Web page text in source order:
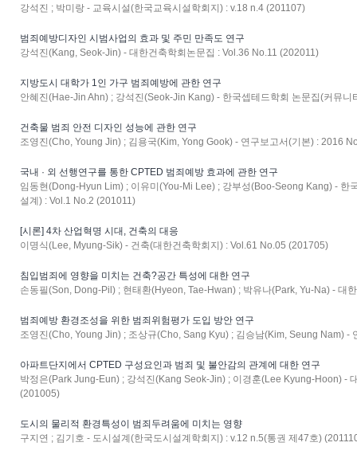
강석진 ; 박미랑 - 교육시설(한국교육시설학회지) : v.18 n.4 (201107)
범죄예방디자인 시범사업의 효과 및 주민 만족도 연구
강석진(Kang, Seok-Jin) - 대한건축학회논문집 : Vol.36 No.11 (202011)
지방도시 대학가 1인 가구 범죄예방에 관한 연구
안혜진(Hae-Jin Ahn) ; 강석진(Seok-Jin Kang) - 한국셉테드학회 논문집(커뮤
건축물 범죄 안전 디자인 성능에 관한 연구
조영진(Cho, Young Jin) ; 김용국(Kim, Yong Gook) - 연구보고서(기본) : 2016
국내 · 외 선행연구를 통한 CPTED 범죄예방 효과에 관한 연구
임동현(Dong-Hyun Lim) ; 이유미(You-Mi Lee) ; 강부성(Boo-Seong Kang) - 한
설계) : Vol.1 No.2 (201011)
[시론] 4차 산업혁명 시대, 건축의 대응
이명식(Lee, Myung-Sik) - 건축(대한건축학회지) : Vol.61 No.05 (201705)
침입범죄에 영향을 미치는 건축?공간 특성에 대한 연구
손동필(Son, Dong-Pil) ; 현태환(Hyeon, Tae-Hwan) ; 박유나(Park, Yu-Na) - 대
범죄예방 환경조성을 위한 범죄위험평가 도입 방안 연구
조영진(Cho, Young Jin) ; 조상규(Cho, Sang Kyu) ; 김승남(Kim, Seung Nam) -
아파트단지에서 CPTED 구성요인과 범죄 및 불안감의 관계에 대한 연구
박정은(Park Jung-Eun) ; 강석진(Kang Seok-Jin) ; 이경훈(Lee Kyung-Hoon) -
(201005)
도시의 물리적 환경특성이 범죄두려움에 미치는 영향
구지연 ; 김기호 - 도시설계(한국도시설계학회지) : v.12 n.5(통권 제47호)